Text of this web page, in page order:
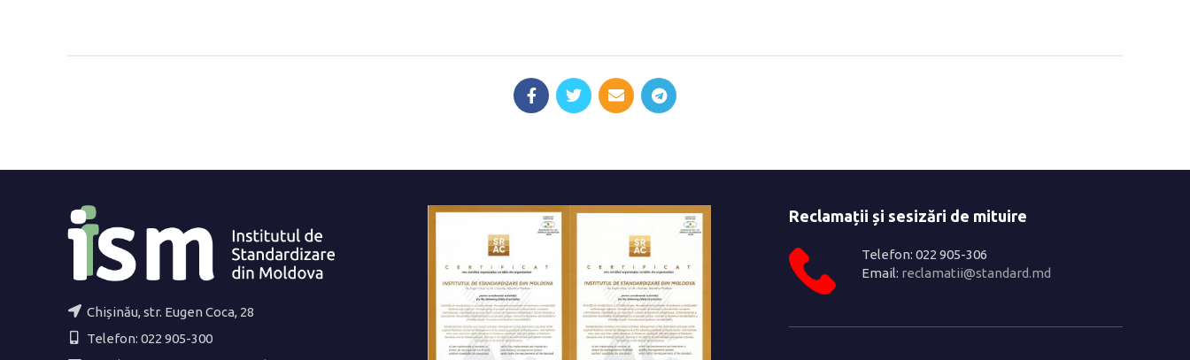
Chișinău, str. Eugen Coca, 28
Telefon: 022 905-300
Reclamații și sesizări de mituire
Telefon: 022 905-306
Email: reclamatii@standard.md